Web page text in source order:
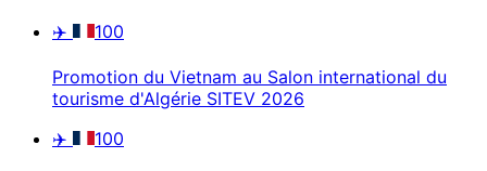
✈️ 100
Promotion du Vietnam au Salon international du
tourisme d'Algérie SITEV 2026
✈️
100